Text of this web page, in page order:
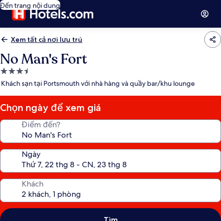
Đến trang nội dung
Xem tất cả nơi lưu trú
No Man's Fort
Nơi
lưu
3.5
sao
Khách sạn tại Portsmouth với nhà hàng và quầy bar/khu lounge
Chọn ngày để xem giá
Điểm đến?
Ngày
Khách